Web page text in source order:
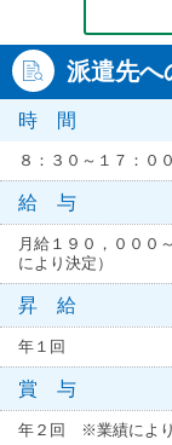
派遣先へ
時 間
８：３０～１７：００
給 与
月給１９０，０００
により決定）
昇 給
年１回
賞 与
年２回 ※業績によ